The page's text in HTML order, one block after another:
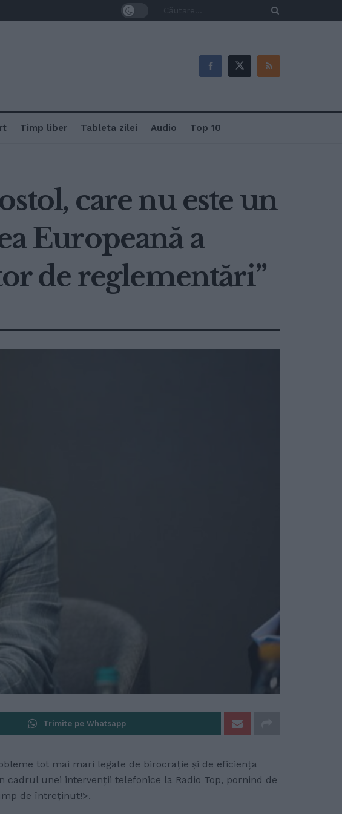
Timp liber Tableta zilei Audio Top 10
care nu este un
Europeană a
de reglementări”
Trimite pe Whatsapp
tot mai mari legate de birocrație și de eficiența
unei intervenții telefonice la Radio Top, pornind de
de întreținut!>.